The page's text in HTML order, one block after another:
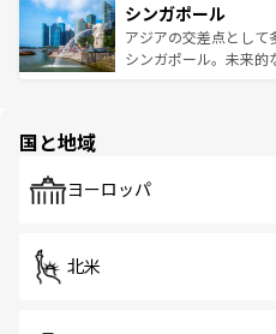
参照してほしい。
激する。気候は一年中
が待っている。親しみ
た文化、そして多様な
み、どこを訪れても感
ており、効率よく見ど
うな絶景から文化的な
シンガポール
アジアの交差点として
シンガポール。未来的
で、ホーカーズは地元
国と地域
ヨーロッパ
北米